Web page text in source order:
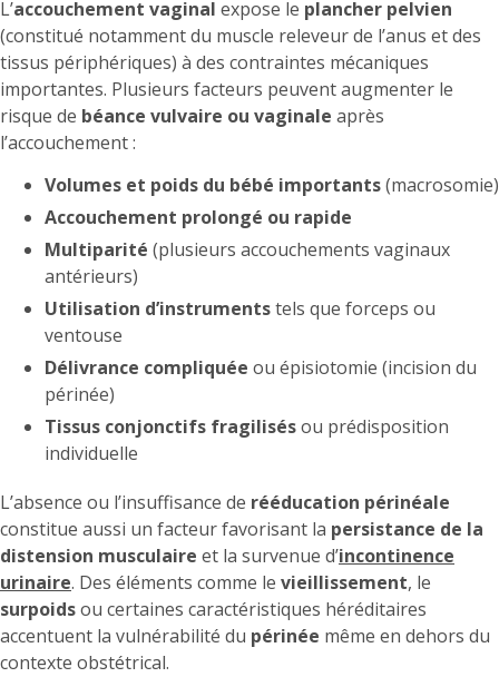
L’accouchement vaginal expose le plancher pelvien
(constitué notamment du muscle releveur de l’anus et des
tissus périphériques) à des contraintes mécaniques
importantes. Plusieurs facteurs peuvent augmenter le
risque de béance vulvaire ou vaginale après
l’accouchement :
Volumes et poids du bébé importants(macrosomie)
Accouchement prolongé ou rapide
Multiparité (plusieurs accouchements vaginaux
antérieurs)
Utilisation d’instrumentstels que forceps ou
ventouse
Délivrance compliquée ou épisiotomie (incision du
périnée)
Tissus conjonctifs fragilisésou prédisposition
individuelle
L’absence ou l’insuffisance de rééducation périnéale
constitue aussi un facteur favorisant la persistance de la
distension musculaire et la survenue d’incontinence
urinaire. Des éléments comme le vieillissement, le
surpoidsou certaines caractéristiques héréditaires
accentuent la vulnérabilité du périnée même en dehors du
contexte obstétrical.